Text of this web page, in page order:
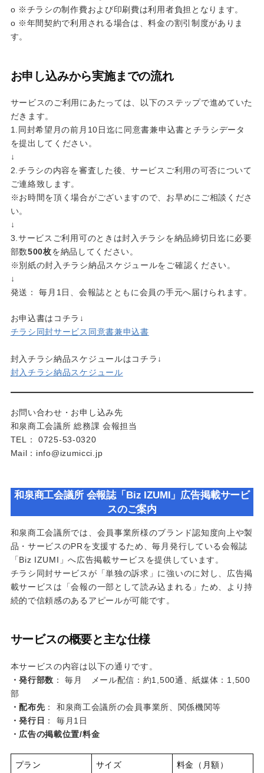
o ※チラシの制作費および印刷費は利用者負担となります。
o ※年間契約で利用される場合は、料金の割引制度がありま
す。
お申し込みから実施までの流れ
サービスのご利用にあたっては、以下のステップで進めていた
だきます。
1.同封希望月の前月10日迄に同意書兼申込書とチラシデータ
を提出してください。
↓
2.チラシの内容を審査した後、サービスご利用の可否について
ご連絡致します。
※お時間を頂く場合がございますので、お早めにご相談くださ
い。
↓
3.サービスご利用可のときは封入チラシを納品締切日迄に必要
部数500枚を納品してください。
※別紙の封入チラシ納品スケジュールをご確認ください。
↓
発送： 毎月1日、会報誌とともに会員の手元へ届けられます。
お申込書はコチラ↓
チラシ同封サービス同意書兼申込書
封入チラシ納品スケジュールはコチラ↓
封入チラシ納品スケジュール
お問い合わせ・お申し込み先
和泉商工会議所 総務課 会報担当
TEL： 0725-53-0320
Mail：info@izumicci.jp
和泉商工会議所 会報誌「Biz IZUMI」広告掲載サービ
スのご案内
和泉商工会議所では、会員事業所様のブランド認知度向上や製
品・サービスのPRを支援するため、毎月発行している会報誌
「Biz IZUMI」へ広告掲載サービスを提供しています。
チラシ同封サービスが「単独の訴求」に強いのに対し、広告掲
載サービスは「会報の一部として読み込まれる」ため、より持
続的で信頼感のあるアピールが可能です。
サービスの概要と主な仕様
本サービスの内容は以下の通りです。
・発行部数 ： 毎月 メール配信：約1,500通、紙媒体：1,500
部
・配布先： 和泉商工会議所の会員事業所、関係機関等
・発行日 ： 毎月1日
・広告の掲載位置/料金
プラン サイズ 料金（月額）